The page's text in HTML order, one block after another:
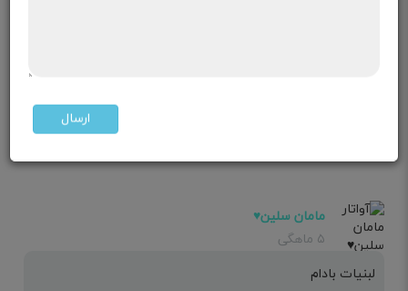
مامان سلين♥️
۵ ماهگی
لبنیات بادام
ارسال